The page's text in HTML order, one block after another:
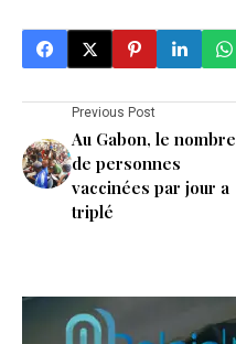
Previous Post
Au Gabon, le nombre
de personnes
vaccinées par jour a
triplé